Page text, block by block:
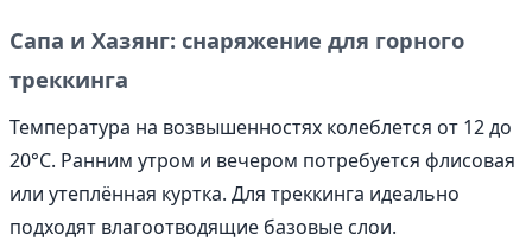
Сапа и Хазянг: снаряжение для горного
треккинга
Температура на возвышенностях колеблется от 12 до
20°C. Ранним утром и вечером потребуется флисовая
или утеплённая куртка. Для треккинга идеально
подходят влагоотводящие базовые слои.